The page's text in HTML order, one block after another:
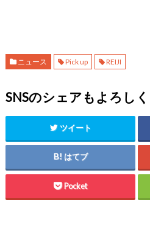
ニュース Pick up REIJI
SNSのシェアもよろし
ツイート
はてブ
Pocket